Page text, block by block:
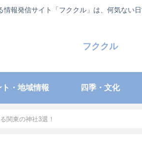
報発信サイト「フククル」は、何気ない
フククル
ト・地域情報 四季・文化
関東の神社3選！